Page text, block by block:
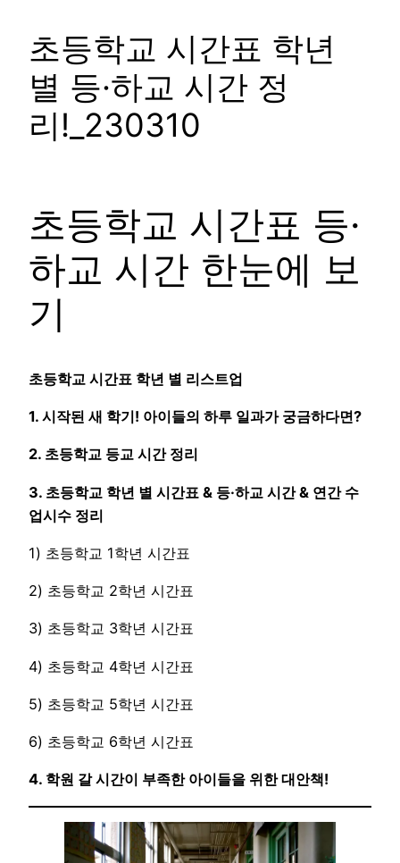
초등학교 시간표 학년
별 등·하교 시간 정
리!_230310
초등학교 시간표 등·
하교 시간 한눈에 보
기
초등학교 시간표 학년 별 리스트업
1. 시작된 새 학기! 아이들의 하루 일과가 궁금하다면?
2. 초등학교 등교 시간 정리
3. 초등학교 학년 별 시간표 & 등·하교 시간 & 연간 수
업시수 정리
1) 초등학교 1학년 시간표
2) 초등학교 2학년 시간표
3) 초등학교 3학년 시간표
4) 초등학교 4학년 시간표
5) 초등학교 5학년 시간표
6) 초등학교 6학년 시간표
4. 학원 갈 시간이 부족한 아이들을 위한 대안책!